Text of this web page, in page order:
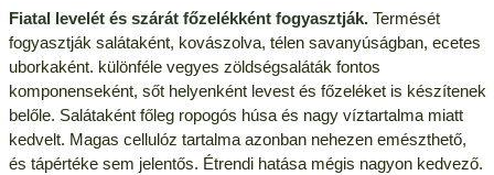
Fiatal levelét és szárát főzelékként fogyasztják.Termését
fogyasztják salátaként, kovászolva, télen savanyúságban, ecetes
uborkaként. különféle vegyes zöldségsaláták fontos
komponenseként, sőt helyenként levest és főzeléket is készítenek
belőle. Salátaként főleg ropogós húsa és nagy víztartalma miatt
kedvelt. Magas cellulóz tartalma azonban nehezen emészthető,
és tápértéke sem jelentős. Étrendi hatása mégis nagyon kedvező.